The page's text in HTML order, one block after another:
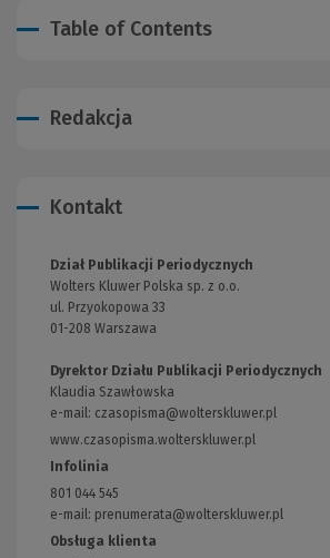
Table of Contents
Redakcja
Kontakt
Dział Publikacji Periodycznych
Wolters Kluwer Polska sp. z o.o.
ul. Przyokopowa 33
01-208 Warszawa
Dyrektor Działu Publikacji Periodycznych
Klaudia Szawłowska
e-mail: czasopisma@wolterskluwer.pl
www.czasopisma.wolterskluwer.pl
Infolinia
801 044 545
e-mail: prenumerata@wolterskluwer.pl
Obsługa klienta